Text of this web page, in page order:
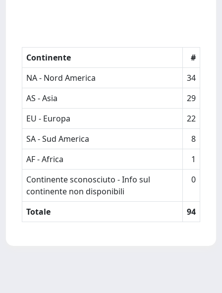
Continente
#
NA - Nord America
34
AS - Asia
29
EU - Europa
22
SA - Sud America
8
AF - Africa
1
Continente sconosciuto - Info sul
continente non disponibili
0
Totale 94